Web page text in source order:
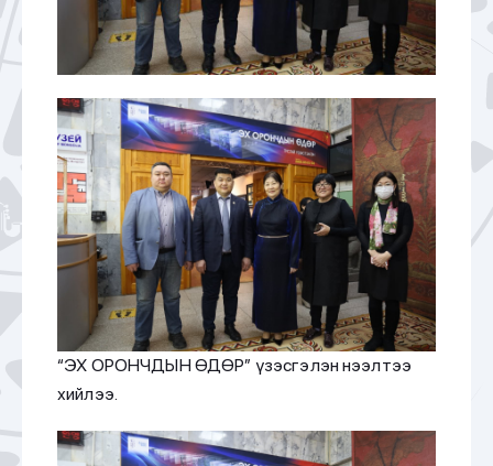
“ЭХ ОРОНЧДЫН ӨДӨР” үзэсгэлэн нээлтээ
хийлээ.